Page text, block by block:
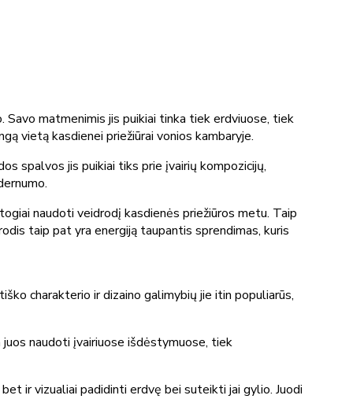
matmenimis jis puikiai tinka tiek erdviuose, tiek
vietą kasdienei priežiūrai vonios kambaryje.
spalvos jis puikiai tiks prie įvairių kompozicijų,
naudoti veidrodį kasdienės priežiūros metu. Taip
taip pat yra energiją taupantis sprendimas, kuris
charakterio ir dizaino galimybių jie itin populiarūs,
juos naudoti įvairiuose išdėstymuose, tiek
ir vizualiai padidinti erdvę bei suteikti jai gylio. Juodi